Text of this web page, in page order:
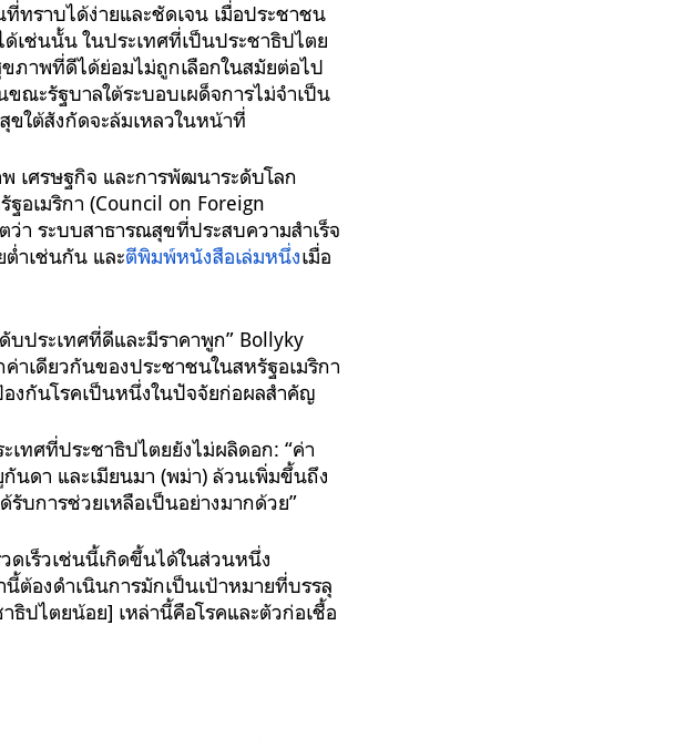
ทราบได้ง่ายและชัดเจน เมื่อประชาชน
เช่นนั้น ในประเทศที่เป็นประชาธิปไตย
ภาพที่ดีได้ย่อมไม่ถูกเลือกในสมัยต่อไป
ะรัฐบาลใต้ระบอบเผด็จการไม่จำเป็น
ใต้สังกัดจะล้มเหลวในหน้าที่
เศรษฐกิจ และการพัฒนาระดับโลก
อเมริกา (Council on Foreign
า ระบบสาธารณสุขที่ประสบความสำเร็จ
ต่ำเช่นกัน และตีพิมพ์หนังสือเล่มหนึ่งเมื่อ
บประเทศที่ดีและมีราคาพูก” Bollyky
ค่าเดียวกันของประชาชนในสหรัฐอเมริกา
งกันโรคเป็นหนึ่งในปัจจัยก่อผลสำคัญ
ทศที่ประชาธิปไตยยังไม่ผลิดอก: “ค่า
นดา และเมียนมา (พม่า) ล้วนเพิ่มขึ้นถึง
บการช่วยเหลือเป็นอย่างมากด้วย”
เร็วเช่นนี้เกิดขึ้นได้ในส่วนหนึ่ง
ต้องดำเนินการมักเป็นเป้าหมายที่บรรลุ
ปไตยน้อย] เหล่านี้คือโรคและตัวก่อเชื้อ